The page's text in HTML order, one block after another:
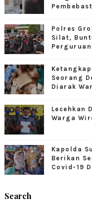
Polres
Silat,
Seorang
Diarak
Lecehkan
Warga
Kapolda
Berikan
Covid-19
Search